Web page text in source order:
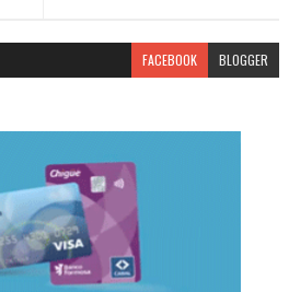
FACEBOOK BLOGGER